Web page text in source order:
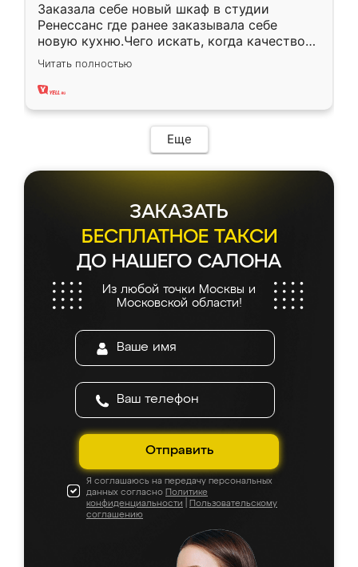
Заказала себе новый шкаф в студии
Ренессанс где ранее заказывала себе
новую кухню.Чего искать, когда качеством
вполне довольна. Служит кухня уже почти
два года, нареканий нет.
Читать полностью
Еще
ЗАКАЗАТЬ
БЕСПЛАТНОЕ ТАКСИ
ДО НАШЕГО САЛОНА
Из любой точки Москвы и
Московской области!
Отправить
Я соглашаюсь на передачу персональных
данных согласно Политике
конфиденциальности
Пользовательскому
соглашению